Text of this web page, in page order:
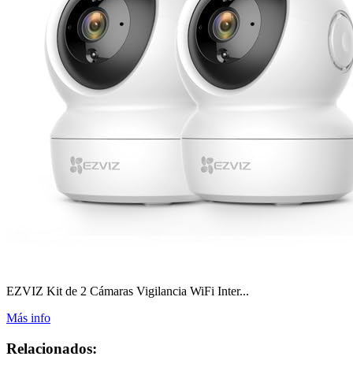
EZVIZ Kit de 2 Cámaras Vigilancia WiFi Inter...
Más info
Relacionados: